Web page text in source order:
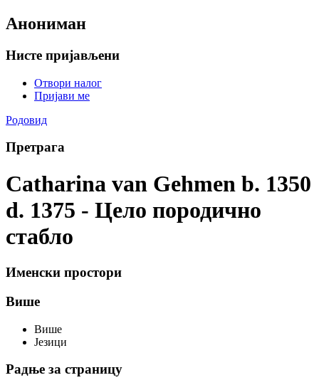
Анониман
Нисте пријављени
Отвори налог
Пријави ме
Родовид
Претрага
Catharina van Gehmen b. 1350
d. 1375 - Цело породично
стабло
Именски простори
Више
Више
Језици
Радње за страницу